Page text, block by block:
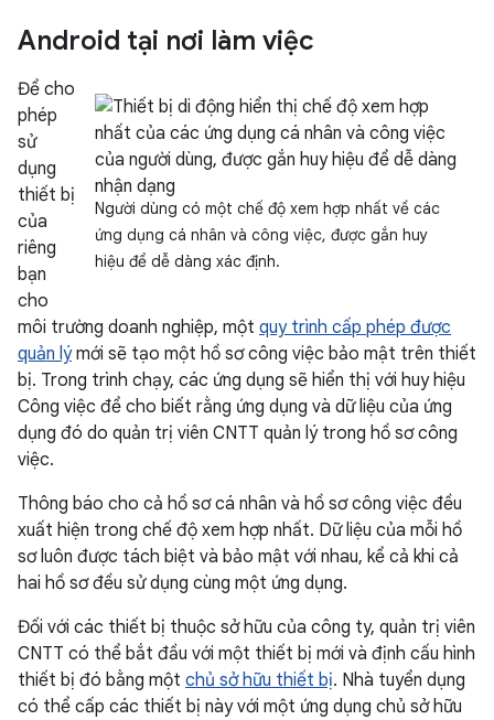
Android tại nơi làm việc
Người dùng có một chế độ xem hợp nhất về các
ứng dụng cá nhân và công việc, được gắn huy
hiệu để dễ dàng xác định.
Để cho
phép
sử
dụng
thiết bị
của
riêng
bạn
cho
môi trường doanh nghiệp, một quy trình cấp phép được
quản lýmới sẽ tạo một hồ sơ công việc bảo mật trên thiết
bị. Trong trình chạy, các ứng dụng sẽ hiển thị với huy hiệu
Công việc để cho biết rằng ứng dụng và dữ liệu của ứng
dụng đó do quản trị viên CNTT quản lý trong hồ sơ công
việc.
Thông báo cho cả hồ sơ cá nhân và hồ sơ công việc đều
xuất hiện trong chế độ xem hợp nhất. Dữ liệu của mỗi hồ
sơ luôn được tách biệt và bảo mật với nhau, kể cả khi cả
hai hồ sơ đều sử dụng cùng một ứng dụng.
Đối với các thiết bị thuộc sở hữu của công ty, quản trị viên
CNTT có thể bắt đầu với một thiết bị mới và định cấu hình
thiết bị đó bằng một chủ sở hữu thiết bị. Nhà tuyển dụng
có thể cấp các thiết bị này với một ứng dụng chủ sở hữu